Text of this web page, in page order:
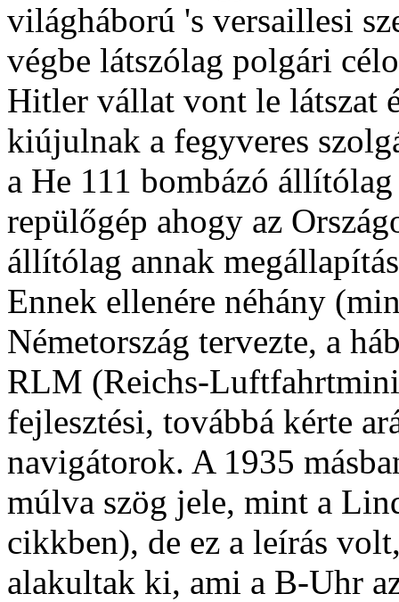
világháború 's versaillesi
végbe látszólag polgári
Hitler vállat vont le látszat
kiújulnak a fegyveres
a He 111 bombázó
repülőgép ahogy az
állítólag annak
Ennek ellenére néhány
Németország tervezte, a
RLM (Reichs-
fejlesztési, továbbá kérte
navigátorok. A 1935
múlva szög jele, mint a
cikkben), de ez a leírás
alakultak ki, ami a B-Uhr